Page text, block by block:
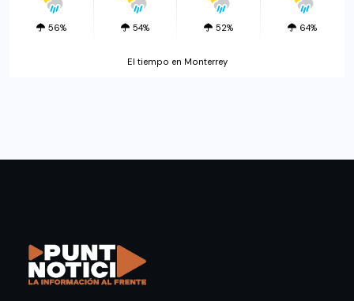
56% 54% 52% 64%
El tiempo en Monterrey